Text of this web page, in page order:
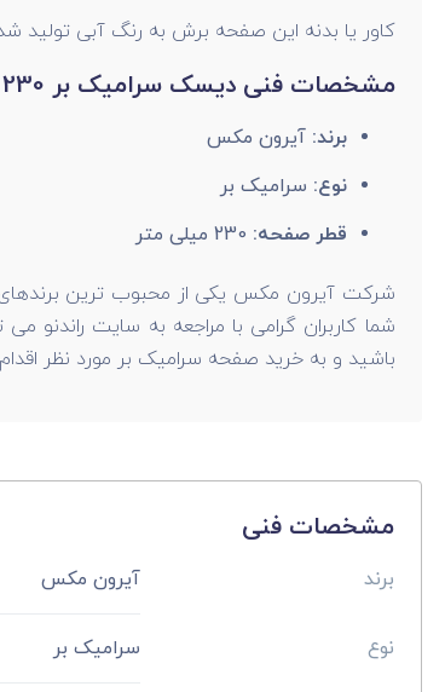
کاور یا بدنه این صفحه برش به رنگ آبی تولید
مشخصات فنی دیسک سرامیک بر 230 میلی متری آیرون مکس
برند: آیرون مکس
نوع: سرامیک بر
قطر صفحه:
شرکت آیرون مکس یکی از محبوب ترین برندهای
شما کاربران گرامی با مراجعه به سایت
باشید و به خرید صفحه سرامیک بر مورد نظر
مشخصات فنی
برند آیرون مکس
نوع سرامیک بر